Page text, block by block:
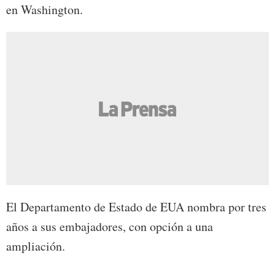
en Washington.
El Departamento de Estado de EUA nombra por tres
años a sus embajadores, con opción a una
ampliación.